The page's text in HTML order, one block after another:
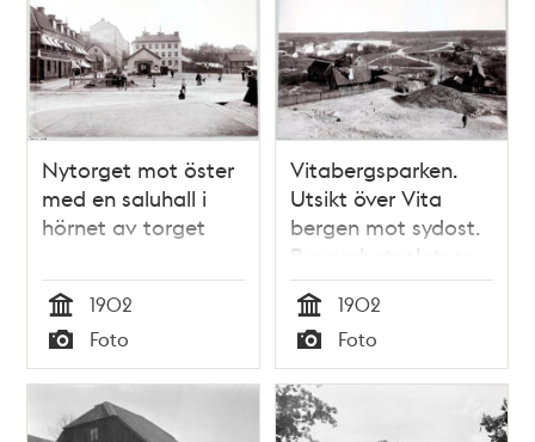
Nytorget mot öster
med en saluhall i
hörnet av torget
Tid
1902
Typ
Foto
Vitabergsparken.
Utsikt över Vita
bergen mot sydost.
Byggarbetsplatsen
är blivande Sofia
kyrka. I bakgrunden
Hammarby sjö. I
förgrunden
byggnader vid Stora
Mejtens gränd.
Tid
1902
Typ
Foto